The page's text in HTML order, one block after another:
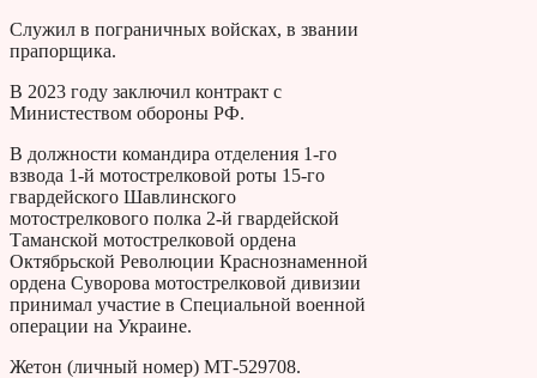
Служил в пограничных войсках, в звании
прапорщика.
В 2023 году заключил контракт с
Министеством обороны РФ.
В должности командира отделения 1-го
взвода 1-й мотострелковой роты 15-го
гвардейского Шавлинского
мотострелкового полка 2-й гвардейской
Таманской мотострелковой ордена
Октябрьской Революции Краснознаменной
ордена Суворова мотострелковой дивизии
принимал участие в Специальной военной
операции на Украине.
Жетон (личный номер) МТ-529708.